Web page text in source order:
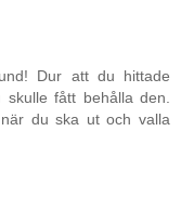
Dur att du hittade
fått behålla den.
du ska ut och valla